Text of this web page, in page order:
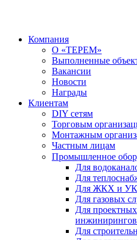
Компания
О «ТЕРЕМ»
Выполненные
Вакансии
Новости
Награды
Клиентам
DIY сетям
Торговым
Монтажным
Частным лицам
Промышленное
Для
Для
Для ЖКХ и УК
Для газовых
Для
Для